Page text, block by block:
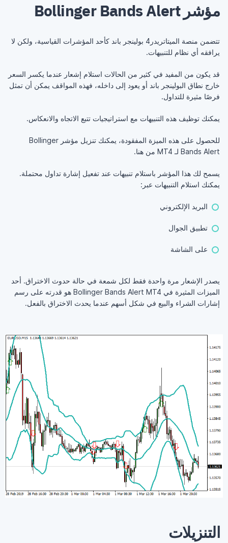
مؤشر Bollinger Bands Alert
تتضمن منصة الميتاتريدر4 بولينجر باند كأحد المؤشرات القياسية، ولكن لا
يرافقه أي نظام للتنبيهات.
قد يكون من المفيد في كثير من الحالات استلام إشعار عندما يكسر السعر
خارج نطاق البولينجر باند أو يعود إلى داخله، فهذه المواقف يمكن أن تمثل
فرصًا مثيرة للتداول.
يمكنك توظيف هذه التنبيهات مع استراتيجيات تتبع الاتجاه والانعكاس.
للحصول على هذه الميزة المفقودة، يمكنك تنزيل مؤشر Bollinger
Bands Alert لـ MT4 من هنا.
يسمح لك هذا المؤشر باستلام تنبيهات عند تفعيل إشارة تداول محتملة.
يمكنك استلام التنبيهات عبر:
البريد الإلكتروني
تطبيق الجوال
على الشاشة
يصدر الإشعار مرة واحدة فقط لكل شمعة في حالة حدوث الاختراق. أحد
الميزات المثيرة في Bollinger Bands Alert MT4 هو قدرته على رسم
إشارات الشراء والبيع في شكل أسهم عندما يحدث الاختراق بالفعل.
التنزيلات